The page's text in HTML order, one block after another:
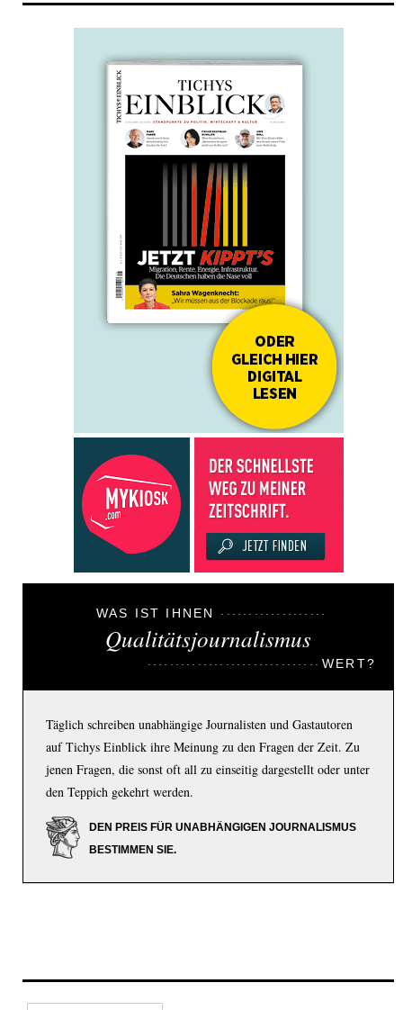
WAS IST IHNEN
Qualitätsjournalismus
WERT?
Täglich schreiben unabhängige Journalisten und Gastautoren
auf Tichys Einblick ihre Meinung zu den Fragen der Zeit. Zu
jenen Fragen, die sonst oft all zu einseitig dargestellt oder unter
den Teppich gekehrt werden.
DEN PREIS FÜR UNABHÄNGIGEN JOURNALISMUS
BESTIMMEN SIE.